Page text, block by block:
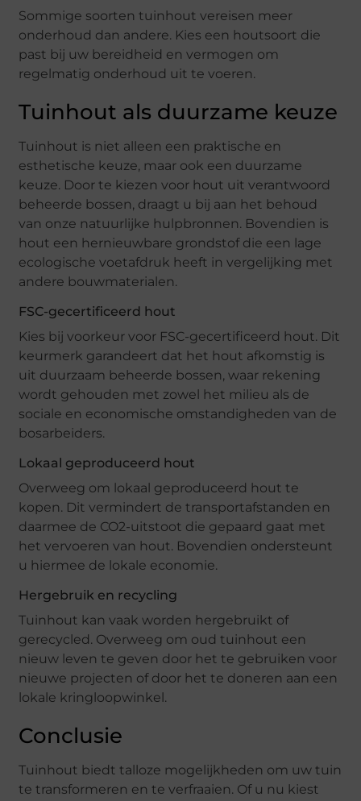
Sommige soorten tuinhout vereisen meer
onderhoud dan andere. Kies een houtsoort die
past bij uw bereidheid en vermogen om
regelmatig onderhoud uit te voeren.
Tuinhout als duurzame keuze
Tuinhout is niet alleen een praktische en
esthetische keuze, maar ook een duurzame
keuze. Door te kiezen voor hout uit verantwoord
beheerde bossen, draagt u bij aan het behoud
van onze natuurlijke hulpbronnen. Bovendien is
hout een hernieuwbare grondstof die een lage
ecologische voetafdruk heeft in vergelijking met
andere bouwmaterialen.
FSC-gecertificeerd hout
Kies bij voorkeur voor FSC-gecertificeerd hout. Dit
keurmerk garandeert dat het hout afkomstig is
uit duurzaam beheerde bossen, waar rekening
wordt gehouden met zowel het milieu als de
sociale en economische omstandigheden van de
bosarbeiders.
Lokaal geproduceerd hout
Overweeg om lokaal geproduceerd hout te
kopen. Dit vermindert de transportafstanden en
daarmee de CO2-uitstoot die gepaard gaat met
het vervoeren van hout. Bovendien ondersteunt
u hiermee de lokale economie.
Hergebruik en recycling
Tuinhout kan vaak worden hergebruikt of
gerecycled. Overweeg om oud tuinhout een
nieuw leven te geven door het te gebruiken voor
nieuwe projecten of door het te doneren aan een
lokale kringloopwinkel.
Conclusie
Tuinhout biedt talloze mogelijkheden om uw tuin
te transformeren en te verfraaien. Of u nu kiest